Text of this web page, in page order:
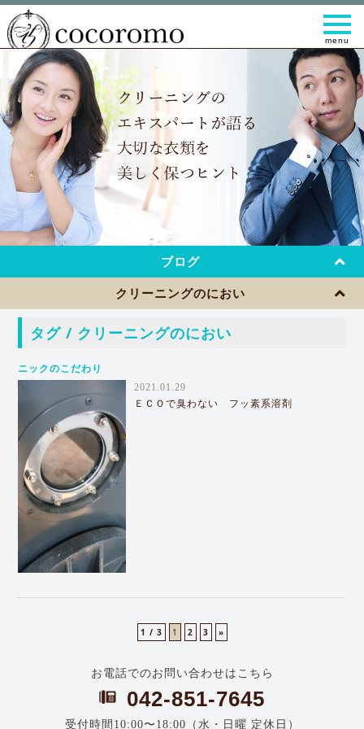
t
o
g
g
l
e
n
a
v
i
g
a
t
i
o
n
ブログ
クリーニングのにおい
タグ / クリーニングのにおい
ニックのこだわり
2021.01.29
ＥＣＯで臭わない フッ素系溶剤
1 / 3 1 2 3 »
お電話でのお問い合わせはこちら
042-851-7645
受付時間10:00〜18:00（水・日曜 定休日）